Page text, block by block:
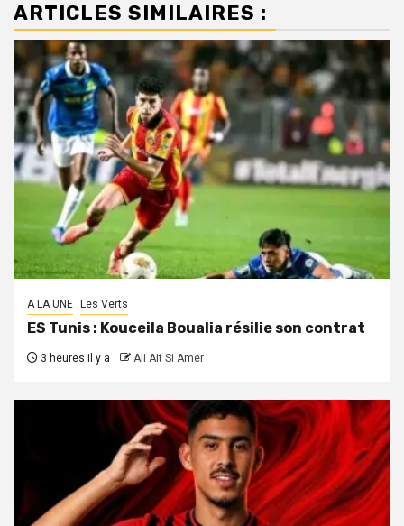
ARTICLES SIMILAIRES :
A LA UNE Les Verts
ES Tunis : Kouceila Boualia résilie son contrat
3 heures il y a Ali Ait Si Amer